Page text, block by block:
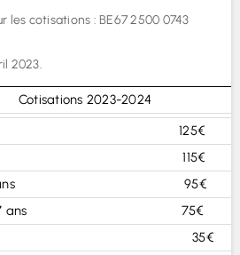
les cotisations : BE67 2500 0743
2023.
Cotisations 2023-2024
125€
115€
18 à 25 ans 95€
10 à 17 ans 75€
4 à 9 ans 35€